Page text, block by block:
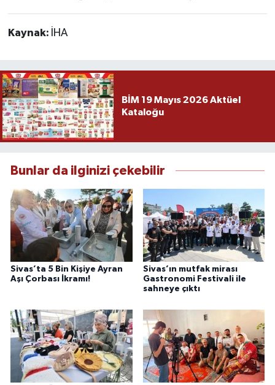
Kaynak: İHA
BİM 19 Mayıs 2026 Aktüel
Kataloğu
Bunlar da ilginizi çekebilir
Sivas’ta 5 Bin Kişiye Ayran
Aşı Çorbası İkramı!
Sivas’ın mutfak mirası
Gastronomi Festivali ile
sahneye çıktı